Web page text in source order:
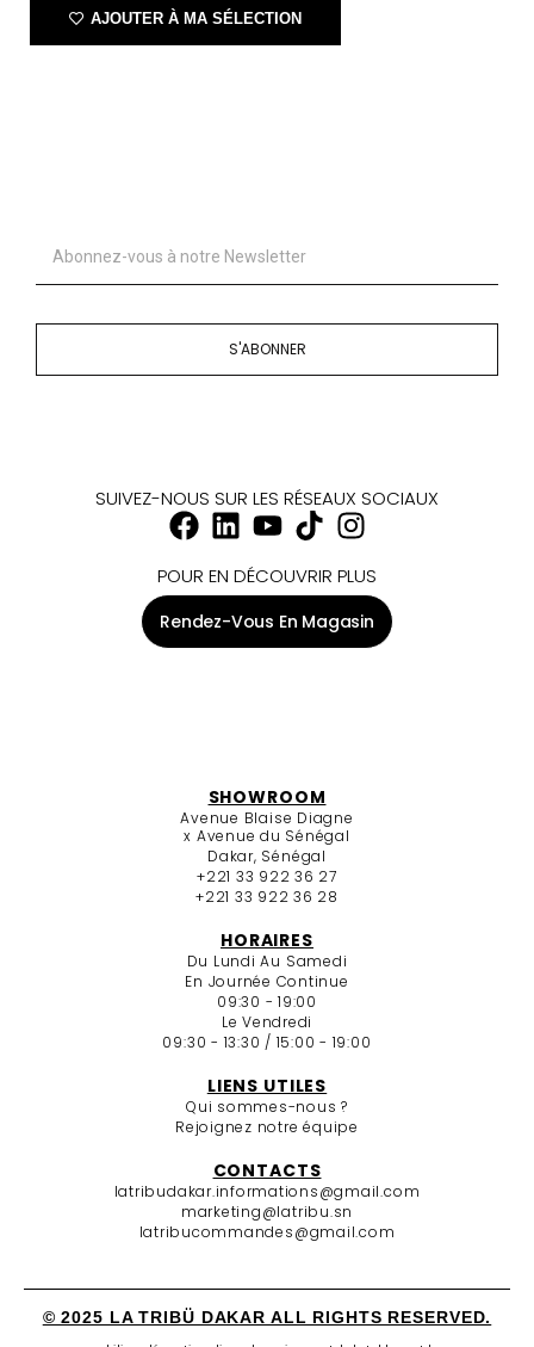
AJOUTER À MA SÉLECTION
S'ABONNER
SUIVEZ-NOUS SUR LES RÉSEAUX SOCIAUX
POUR EN DÉCOUVRIR PLUS
Rendez-Vous En Magasin
SHOWROOM
Avenue Blaise Diagne
x Avenue du Sénégal
Dakar, Sénégal
+221 33 922 36 27
+221 33 922 36 28
HORAIRES
Du Lundi Au Samedi
En Journée Continue
09:30 - 19:00
Le Vendredi
09:30 - 13:30 / 15:00 - 19:00
LIENS UTILES
Qui sommes-nous ?
Rejoignez notre équipe
CONTACTS
latribudakar.informations@gmail.com
marketing@latribu.sn
latribucommandes@gmail.com
© 2025 LA TRIBÜ DAKAR ALL RIGHTS RESERVED.